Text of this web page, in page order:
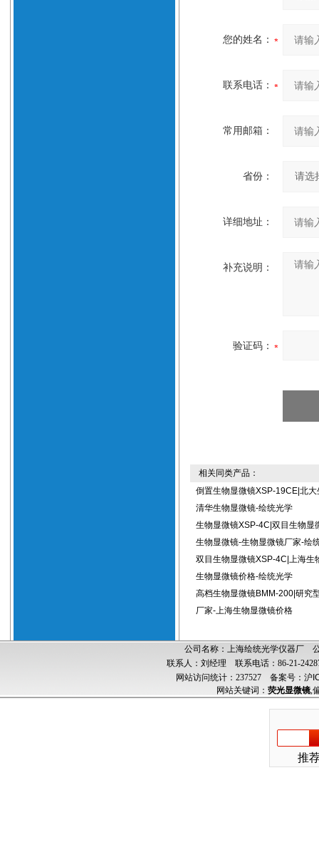
您的姓名：
联系电话：
常用邮箱：
省份：
详细地址：
补充说明：
验证码：
相关同类产品：
倒置生物显微镜XSP-19CE|北大
清华生物显微镜-绘统光学
生物显微镜XSP-4C|双目生物显
生物显微镜-生物显微镜厂家-绘
双目生物显微镜XSP-4C|上海生
生物显微镜价格-绘统光学
高档生物显微镜BMM-200|研究
厂家-上海生物显微镜价格
公司名称：上海绘统光学仪器厂
联系人：刘经理 联系电话：86-21-
网站访问统计：237527 备案号：沪
网站关键词： 荧光显微镜,
推